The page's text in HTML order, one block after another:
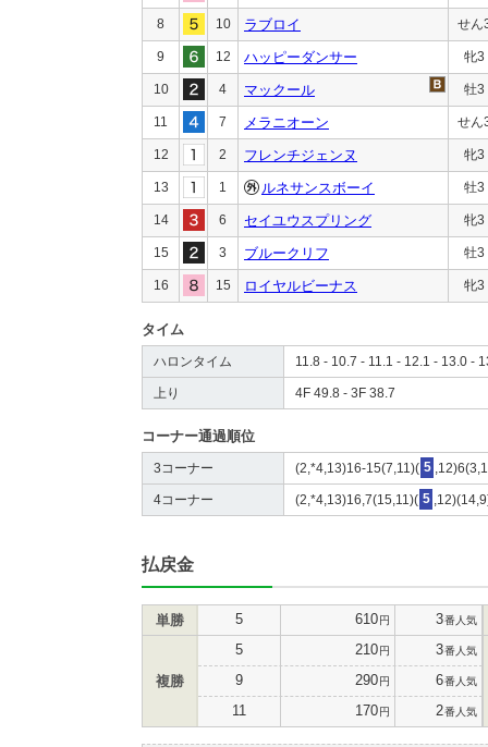
8 10 ラブロイ せん
9 12 ハッピーダンサー 牝3
10 4 マックール 牡3
11 7 メラニオーン せん
12 2 フレンチジェンヌ 牝3
13 1 ルネサンスボーイ 牡3
14 6 セイユウスプリング 牝3
15 3 ブルークリフ 牡3
16 15 ロイヤルビーナス 牝3
タイム
ハロンタイム 11.8 - 10.7 - 11.1 - 12.1 - 13.0 -
上り 4F 49.8 - 3F 38.7
コーナー通過順位
3コーナー (2,*4,13)16-15(7,11)( 5
4コーナー (2,*4,13)16,7(15,11)( 5
払戻金
単勝 5 610円 3番人気
複勝
5 210円 3番人気
9 290円 6番人気
11 170円 2番人気